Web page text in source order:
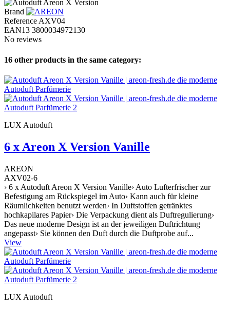
Brand
ReferenceAXV04
EAN13 3800034972130
No reviews
16 other products in the same category:
LUX Autoduft
6 x Areon X Version Vanille
AREON
AXV02-6
› 6 x Autoduft Areon X Version Vanille› Auto Lufterfrischer zur
Befestigung am Rückspiegel im Auto› Kann auch für kleine
Räumlichkeiten benutzt werden› In Duftstoffen getränktes
hochkapilares Papier› Die Verpackung dient als Duftregulierung›
Das neue moderne Design ist an der jeweiligen Duftrichtung
angepasst› Sie können den Duft durch die Duftprobe auf...
View
LUX Autoduft